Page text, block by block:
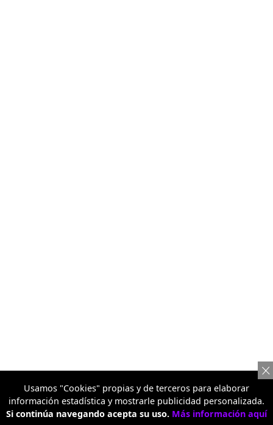
Usamos "Cookies" propias y de terceros para elaborar
información estadística y mostrarle publicidad personalizada.
Si continúa navegando acepta su uso. Más información aquí